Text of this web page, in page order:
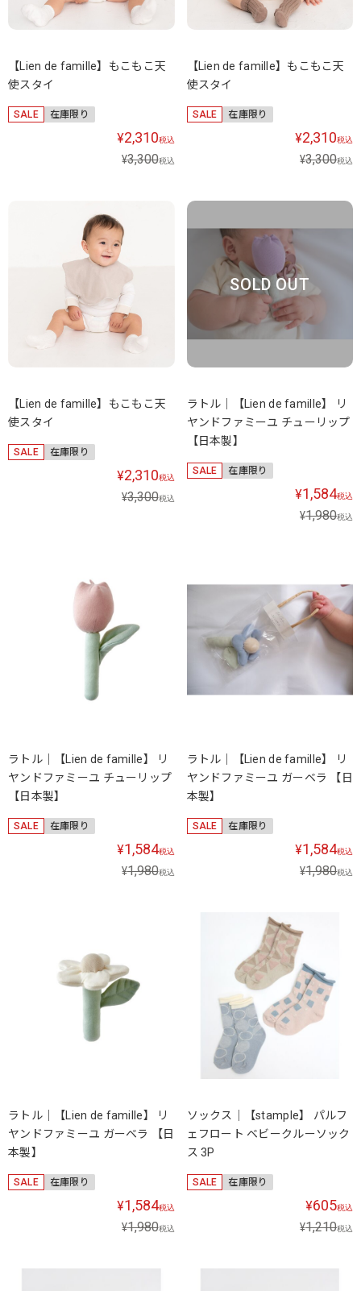
【Lien de famille】もこもこ天
使スタイ
SALE 在庫限り
¥2,310税込
¥3,300税込
【Lien de famille】もこもこ天
使スタイ
SALE 在庫限り
¥2,310税込
¥3,300税込
【Lien de famille】もこもこ天
使スタイ
SALE 在庫限り
¥2,310税込
¥3,300税込
SOLD OUT
ラトル｜【Lien de famille】 リ
ヤンドファミーユ チューリップ
【日本製】
SALE 在庫限り
¥1,584税込
¥1,980税込
ラトル｜【Lien de famille】 リ
ヤンドファミーユ チューリップ
【日本製】
SALE 在庫限り
¥1,584税込
¥1,980税込
ラトル｜【Lien de famille】 リ
ヤンドファミーユ ガーベラ 【日
本製】
SALE 在庫限り
¥1,584税込
¥1,980税込
ラトル｜【Lien de famille】 リ
ヤンドファミーユ ガーベラ 【日
本製】
SALE 在庫限り
¥1,584税込
¥1,980税込
ソックス｜【stample】 パルフ
ェフロート ベビークルーソック
ス 3P
SALE 在庫限り
¥605税込
¥1,210税込